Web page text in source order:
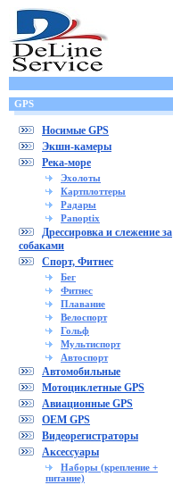
GPS
Носимые GPS
Экшн-камеры
Река-море
Эхолоты
Картплоттеры
Радары
Panoptix
Дрессировка и слежение за
собаками
Спорт, Фитнес
Бег
Фитнес
Плавание
Велоспорт
Гольф
Мультиспорт
Автоспорт
Автомобильные
Мотоциклетные GPS
Авиационные GPS
OEM GPS
Видеорегистраторы
Аксессуары
Наборы (крепление +
питание)